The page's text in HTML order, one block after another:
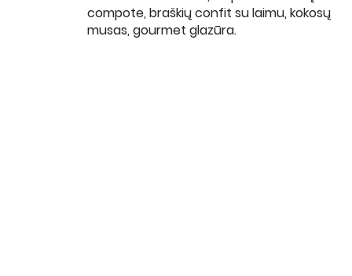
compote, braškių confit su laimu, kokosų
musas, gourmet glazūra.